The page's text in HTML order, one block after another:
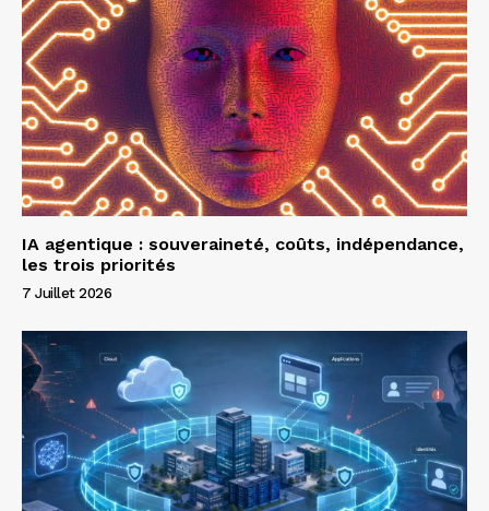
IA agentique : souveraineté, coûts, indépendance,
les trois priorités
7 Juillet 2026